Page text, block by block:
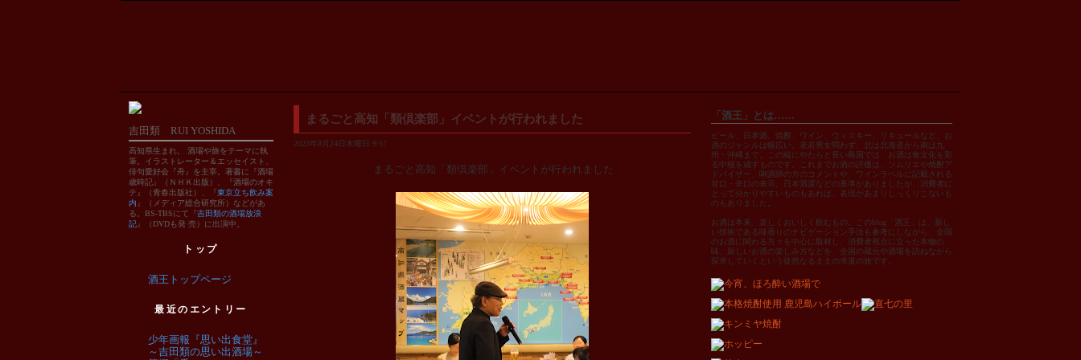
まるごと高知「類倶楽部」イベントが行われました
2023年8月24日木曜日 9:57
まるごと高知「類倶楽部」イベントが行われました
吉田類 RUI YOSHIDA
高知県生まれ。 酒場や旅をテーマに執
筆。イラストレーター＆エッセイスト、
俳句愛好会『舟』を主宰。著書に『酒場
歳時記』（ＮＨＫ出版）、『酒場のオキ
テ』（青春出版社）、『東京立ち飲み案
内 』（メディア総合研究所）などがあ
る。BS-TBSにて『吉田類の酒場放浪
記』（DVDも発 売）に出演中。
トップ
酒王トップページ
最近のエントリー
少年画報『思い出食堂』
～吉田類の思い出酒場～
「酒王」とは……
ビール、日本酒、焼酎、ワイン、ウィスキー、リキュールなど、お
酒のジャンルは幅広い。老若男女問わず、北は北海道から南は九
州・沖縄まで。この縦にやたらと長い島国では、お酒は食文化を彩
る中核を成すものです。これまでお酒の評価は、ソムリエや焼酎ア
ドバイザー、唎酒師の方のコメントや、ワインラベルに記載される
甘口・辛口の表示、日本酒度などの基準がありましたが、消費者に
とって分かりやすいものもあれば、表現があまりしっくりこないも
のもありました。
お酒は本来、楽しくおいしく飲むもの。このblog「酒王」は、新し
い技術である味香りのナビゲーション手法も参考にしながら、全国
のお酒に関わる方々を中心に取材し、消費者視点に立った本物の
味、新しいお酒の楽しみ方などを、全国の蔵元や酒場を訪ねながら
探求していくという徒然なるままの求道の旅です。